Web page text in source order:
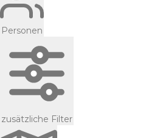
Personen
zusätzliche Filter